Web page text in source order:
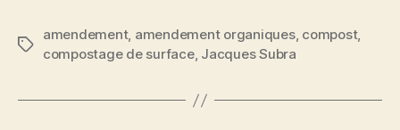
Étiquettes
amendement, amendement organiques, compost,
compostage de surface, Jacques Subra